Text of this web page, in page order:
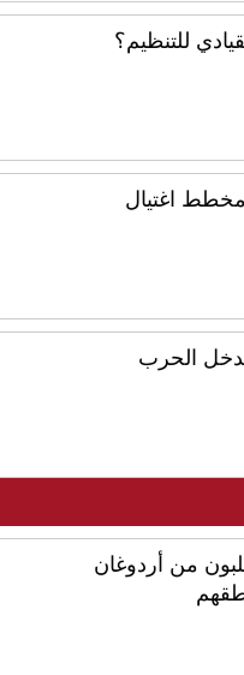
للتنظيم؟
اغتيال
الحرب
من أردوغان